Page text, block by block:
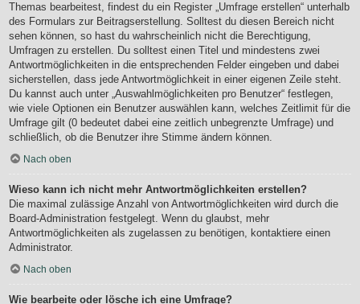
Themas bearbeitest, findest du ein Register „Umfrage erstellen“ unterhalb
des Formulars zur Beitragserstellung. Solltest du diesen Bereich nicht
sehen können, so hast du wahrscheinlich nicht die Berechtigung,
Umfragen zu erstellen. Du solltest einen Titel und mindestens zwei
Antwortmöglichkeiten in die entsprechenden Felder eingeben und dabei
sicherstellen, dass jede Antwortmöglichkeit in einer eigenen Zeile steht.
Du kannst auch unter „Auswahlmöglichkeiten pro Benutzer“ festlegen,
wie viele Optionen ein Benutzer auswählen kann, welches Zeitlimit für die
Umfrage gilt (0 bedeutet dabei eine zeitlich unbegrenzte Umfrage) und
schließlich, ob die Benutzer ihre Stimme ändern können.
Nach oben
Wieso kann ich nicht mehr Antwortmöglichkeiten erstellen?
Die maximal zulässige Anzahl von Antwortmöglichkeiten wird durch die
Board-Administration festgelegt. Wenn du glaubst, mehr
Antwortmöglichkeiten als zugelassen zu benötigen, kontaktiere einen
Administrator.
Nach oben
Wie bearbeite oder lösche ich eine Umfrage?